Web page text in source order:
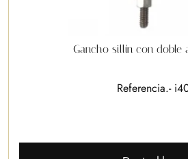
Gancho sillín con doble
Referencia.-